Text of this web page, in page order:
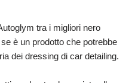
tra i migliori nero
è un prodotto che potrebbe
dei dressing di car detailing.